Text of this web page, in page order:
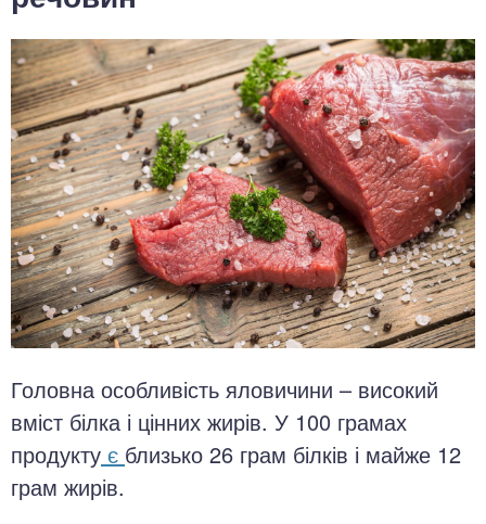
Головна особливість яловичини – високий
вміст білка і цінних жирів. У 100 грамах
продукту є близько 26 грам білків і майже 12
грам жирів.